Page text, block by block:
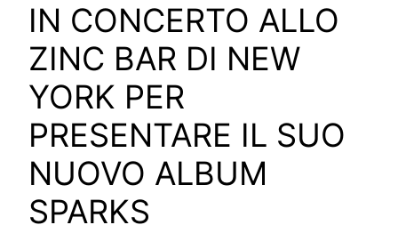
IN CONCERTO ALLO
ZINC BAR DI NEW
YORK PER
PRESENTARE IL SUO
NUOVO ALBUM
SPARKS